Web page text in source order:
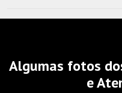
Algumas fotos
e